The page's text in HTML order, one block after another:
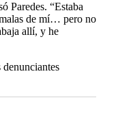
Paredes. “Estaba
malas de mí… pero no
allí, y he